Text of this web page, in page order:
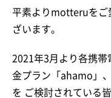
平素よりmotteruをご
ざいます。
2021年3月より各携帯
金プラン「ahamo」
を ご検討されている